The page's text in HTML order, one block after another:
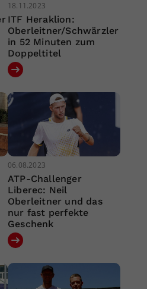
18.11.2023
ITF Heraklion:
Oberleitner/Schwärzler
in 52 Minuten zum
Doppeltitel
06.08.2023
ATP-Challenger
Liberec: Neil
Oberleitner und das
nur fast perfekte
Geschenk